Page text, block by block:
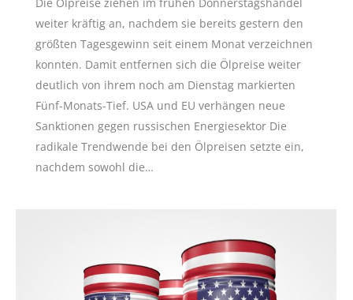
weiter kräftig an, nachdem sie bereits gestern den
größten Tagesgewinn seit einem Monat verzeichnen
konnten. Damit entfernen sich die Ölpreise weiter
deutlich von ihrem noch am Dienstag markierten
Fünf-Monats-Tief. USA und EU verhängen neue
Sanktionen gegen russischen Energiesektor Die
radikale Trendwende bei den Ölpreisen setzte ein,
nachdem sowohl die…